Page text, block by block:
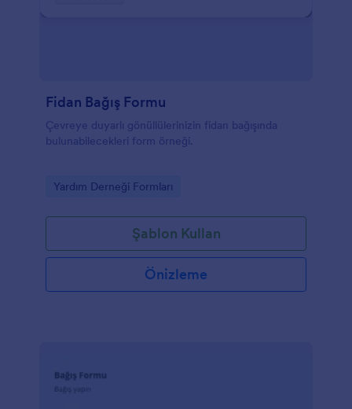
Fidan Bağış Formu
Çevreye duyarlı gönüllülerinizin fidan bağışında
bulunabilecekleri form örneği.
Go to Category:
Yardım Derneği Formları
Şablon Kullan
Önizleme